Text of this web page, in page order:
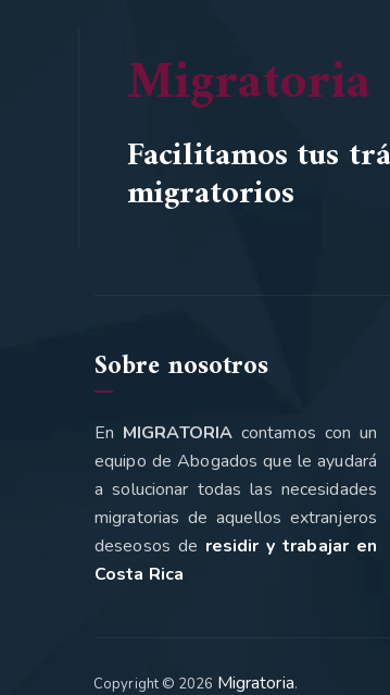
Migratoria
Facilitamos tus
migratorios
Sobre nosotros
En MIGRATORIA contamos con un
equipo de Abogados que le ayudará
a solucionar todas las necesidades
migratorias de aquellos extranjeros
deseosos de residir y trabajar en
Costa Rica.
Copyright © 2026 Migratoria.